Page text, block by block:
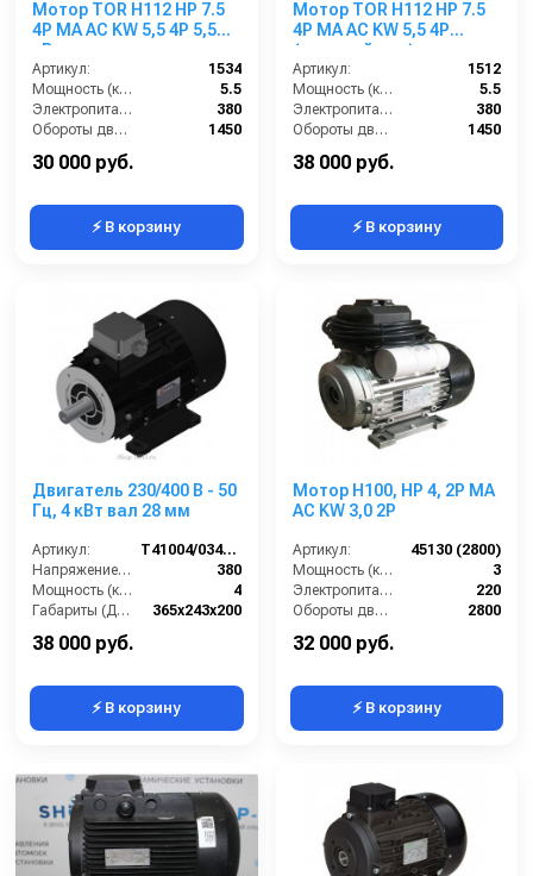
Мотор TOR H112 HP 7.5
4P MA AC KW 5,5 4P 5,5
кВт
Артикул:
1534
Мощность (кВт):
5.5
Электропитание (В):
380
Обороты двигателя (об/мин):
1450
30 000 руб.
⚡ В корзину
Мотор TOR H112 HP 7.5
4P MA AC KW 5,5 4P
(внешний вал)
Артикул:
1512
Мощность (кВт):
5.5
Электропитание (В):
380
Обороты двигателя (об/мин):
1450
38 000 руб.
⚡ В корзину
Двигатель 230/400 В - 50
Гц, 4 кВт вал 28 мм
Артикул:
T41004/034BA2M0
Напряжение (В):
380
Мощность (кВт):
4
Габариты (ДхШхВ):
365x243x200
Обороты двигателя (об/мин):
38 000 руб.
⚡ В корзину
Мотор H100, HP 4, 2P MA
AC KW 3,0 2P
Артикул:
45130 (2800)
Мощность (кВт):
3
Электропитание (В):
220
Обороты двигателя (об/мин):
2800
32 000 руб.
⚡ В корзину